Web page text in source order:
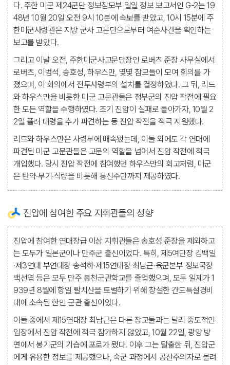
다. 주한 미군 제24군단 정보참모부 일일 정보 보고서인 G-2는 19
48년 10월 20일 오전 9시 10분에 속보를 받았고, 10시 15분에 주
한미군사령관은 지방 군사 고문단으로부터 여순사건을 확인하는
보고를 받았다.
그리고 이날 오전, 주한미군사고문단장인 로버츠 준장 사무실에서
로버츠, 이범석, 송호성, 하우스만, 몇몇 참모들이 모여 회의를 가
졌으며, 이 회의에서 전투사령부의 설치를 결정하였다. 그 뒤, 리드
와 하우스만을 비롯한 미군 고문관들은 정부군의 진압 작전에 필요
한 모든 역할을 수행하였다. 조기 진압이 실패로 돌아가자, 10월 2
2일 퓰러 대령을 추가 파견하는 등 진압 작전을 적극 지원했다.
리드와 하우스만은 사령부에 배속됐는데, 이들 외에도 각 연대에
파견된 미군 고문관들은 고문의 역할을 넘어서 진압 작전에 적극
개입했다. 당시 진압 작전에 참여했던 하우스만의 회고처럼, 미군
은 탄약·무기·식량을 비롯해 통신수단까지 제공하였다.
진압에 참여한 주요 지휘관들의 성향
진압에 참여한 연대장급 이상 지휘관들은 송호성 준장을 제외하고
는 모두가 일본군이나 만주군 출신이었다. 특히, 제5여단장 김백일
·제3연대 부연대장 송석하·제15연대장 최남근·육군본부 정보국장
백선엽 등은 모두 만주 봉천군관학교를 졸업했으며, 모두 일제가 1
939년 8월에 항일 빨치산을 토벌하기 위해 창설한 간도특설경비
대에 소속된 한인 군관 출신이었다.
이들 중에서 제15연대장 최남근은 다른 장교들과는 달리 중도적인
입장에서 진압 작전에 적극 참가하지 않았고, 10월 22일, 광양 방
면에서 봉기군의 기습에 포로가 됐다. 이후 그는 탈출한 뒤, 진압군
에게 유용한 정보를 제공했으나, 숙군 과정에서 공산주의자로 몰려